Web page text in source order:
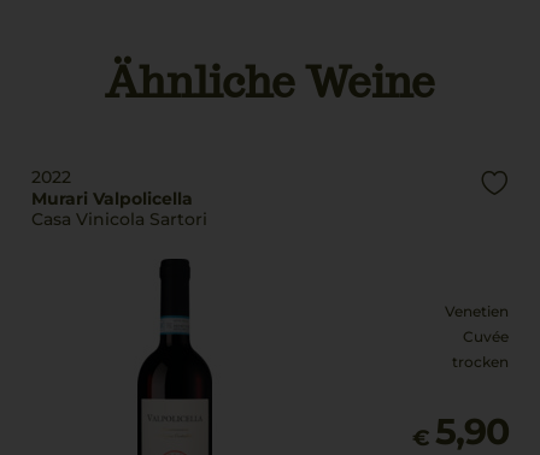
Qualitätsstufe
Denominazione Di
Rebsorten
Corvina
Corvinone
Italia
Ähnliche Weine
2022
Murari Valpolicella
Casa Vinicola Sartori
Venetien
Cuvée
trocken
€ 5,90